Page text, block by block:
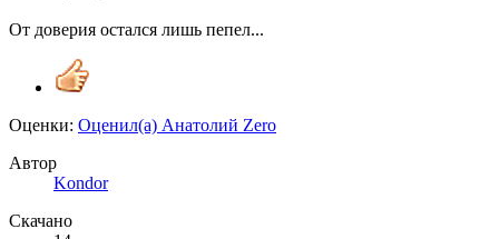
От доверия остался лишь пепел...
Оценки: Оценил(а) Анатолий Zero
Автор
Kondor
Скачано